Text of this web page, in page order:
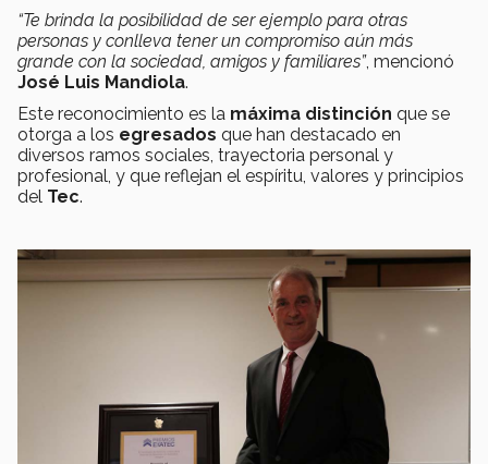
“Te brinda la posibilidad de ser ejemplo para otras
personas y conlleva tener un compromiso aún más
grande con la sociedad, amigos y familiares”, mencionó
José Luis Mandiola.
Este reconocimiento es la máxima distinción que se
otorga a los egresados que han destacado en
diversos ramos sociales, trayectoria personal y
profesional, y que reflejan el espíritu, valores y principios
del Tec.